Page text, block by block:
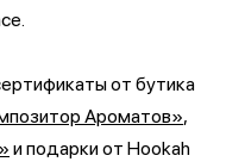
от бутика
Ароматов»,
иподарки от Hookah